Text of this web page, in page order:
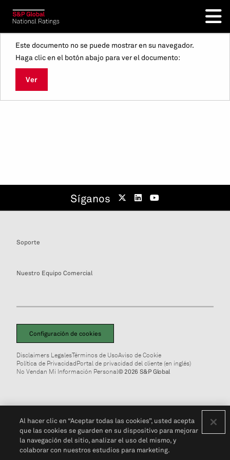
Este documento no se puede mostrar en su navegador.
Haga clic en el botón abajo para ver el documento:
Ver
Síganos
Soporte
Nuestro Equipo Comercial
Configuración de cookies
Disclaimers LegalesTérminos de UsoAviso de Cookie
Política de PrivacidadPortal de privacidad del cliente (en inglés)
No Vendan Mi Información Personal© 2026 S&P Global
Al hacer clic en “Aceptar todas las cookies”, usted acepta
que las cookies se guarden en su dispositivo para mejorar
la navegación del sitio, analizar el uso del mismo, y
colaborar con nuestros estudios para marketing.